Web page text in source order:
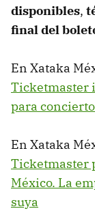
disponibles,
final del
En Xataka
Ticketmaster
para
En Xataka
Ticketmaster
México. La
suya